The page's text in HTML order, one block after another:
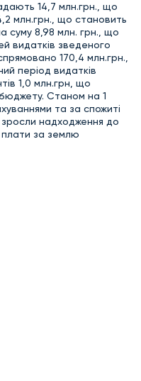
14,7 млн.грн., що
млн.грн., що становить
суму 8,98 млн. грн., що
видатків зведеного
170,4 млн.грн.,
період видатків
1,0 млн.грн, що
Станом на 1
та за спожиті
зросли надходження до
за землю